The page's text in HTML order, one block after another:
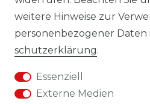
REUTEWEG 2/1, 73035
E-MAIL: INFO@BS-
weitere Hinweise zur
personenbezogener Daten
schutz­erklärung.
Essenziell
Externe Medien